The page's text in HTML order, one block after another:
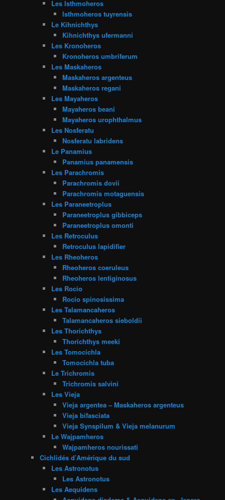
Les Isthmoheros
Isthmoheros tuyrensis
Le Kihnichthys
Kihnichthys ufermanni
Les Kronoheros
Kronoheros umbriferum
Les Maskaheros
Maskaheros argenteus
Maskaheros regani
Les Mayaheros
Mayaheros beani
Mayaheros urophthalmus
Les Nosferatu
Nosferatu labridens
Le Panamius
Panamius panamensis
Les Parachromis
Parachromis dovii
Parachromis motaguensis
Les Paraneetroplus
Paraneetroplus gibbiceps
Paraneetroplus omonti
Les Retroculus
Retroculus lapidifier
Les Rheoheros
Rheoheros coeruleus
Rheoheros lentiginosus
Les Rocio
Rocio spinosissima
Les Talamancaheros
Talamancaheros sieboldii
Les Thorichthys
Thorichthys meeki
Les Tomocichla
Tomocichla tuba
Le Trichromis
Trichromis salvini
Les Vieja
Vieja argentea – Maskaheros argenteus
Vieja bifasciata
Vieja Synspilum & Vieja melanurum
Le Wajpamheros
Wajpamheros nourissati
Cichlidés d’Amérique du sud
Les Astronotus
Les Astronotus
Les Aequidens